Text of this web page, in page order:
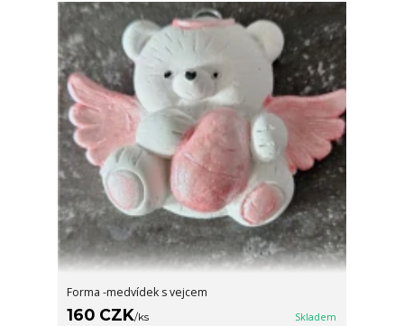
Forma -medvídek s vejcem
160 CZK/ks Skladem